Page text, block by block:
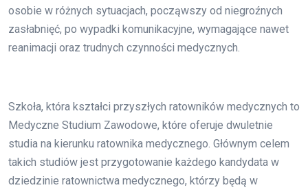
osobie w różnych sytuacjach, począwszy od niegroźnych
zasłabnięć, po wypadki komunikacyjne, wymagające nawet
reanimacji oraz trudnych czynności medycznych.
Szkoła, która kształci przyszłych ratowników medycznych to
Medyczne Studium Zawodowe, które oferuje dwuletnie
studia na kierunku ratownika medycznego. Głównym celem
takich studiów jest przygotowanie każdego kandydata w
dziedzinie ratownictwa medycznego, którzy będą w